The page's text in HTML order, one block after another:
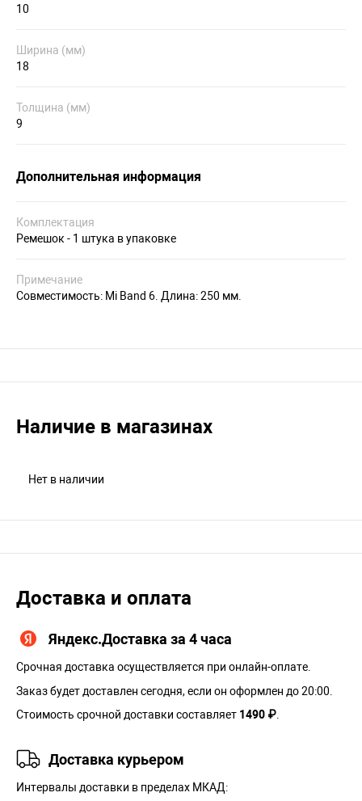
10
Ширина (мм)
18
Толщина (мм)
9
Дополнительная информация
Комплектация
Ремешок - 1 штука в упаковке
Примечание
Совместимость: Mi Band 6. Длина: 250 мм.
Наличие в магазинах
Нет в наличии
Доставка и оплата
Яндекс.Доставка за 4 часа
Срочная доставка осуществляется при онлайн-оплате.
Заказ будет доставлен сегодня, если он оформлен до 20:00.
Стоимость срочной доставки составляет 1490 ₽
Доставка курьером
Интервалы доставки в пределах МКАД: